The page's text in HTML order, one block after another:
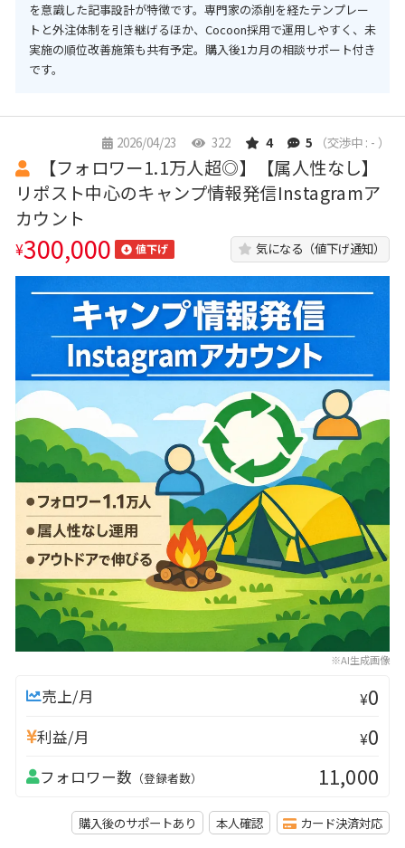
を意識した記事設計が特徴です。専門家の添削を経たテンプレー
トと外注体制を引き継げるほか、Cocoon採用で運用しやすく、未
実施の順位改善施策も共有予定。購入後1カ月の相談サポート付き
です。
2026/04/23 322 4 5 （交渉中 : - ）
※AI生成画像
【フォロワー1.1万人超◎】【属人性なし】
リポスト中心のキャンプ情報発信Instagramア
カウント
¥300,000 値下げ 気になる（値下げ通知）
売上/月 ¥0
利益/月 ¥0
フォロワー数 （登録者数） 11,000
購入後のサポートあり 本人確認 カード決済対応